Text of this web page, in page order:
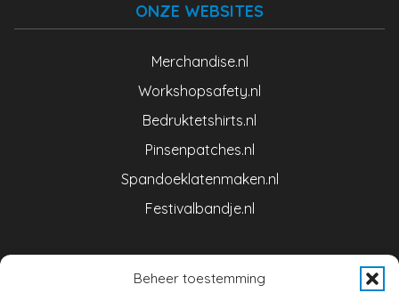
Beheer toestemming
ONZE WEBSITES
Merchandise.nl
Workshopsafety.nl
Bedruktetshirts.nl
Pinsenpatches.nl
Spandoeklatenmaken.nl
Festivalbandje.nl
CONTACT